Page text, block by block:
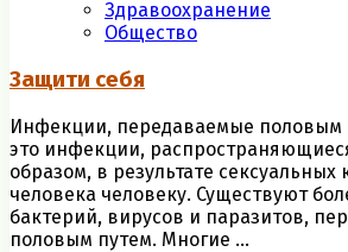
Здравоохранение
Общество
Защити себя
Инфекции, передаваемые половым
это инфекции,
образом, в результате сексуальных
человека человеку. Существуют
бактерий, вирусов и паразитов,
половым путем. Многие ...